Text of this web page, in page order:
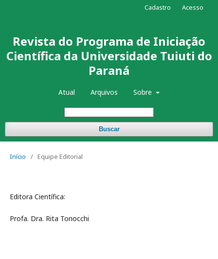
Revista do Programa de Iniciação
Científica da Universidade Tuiuti do
Paraná
Atual Arquivos Sobre
Buscar
Cadastro Acesso
Início / Equipe Editorial
Editora Científica:
Profa. Dra. Rita Tonocchi